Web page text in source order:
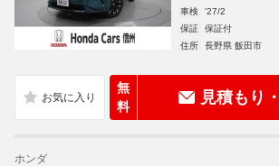
車検
'27/2
保証
保証付
住所
長野県 飯田市
無
料
見積もり
ホンダ